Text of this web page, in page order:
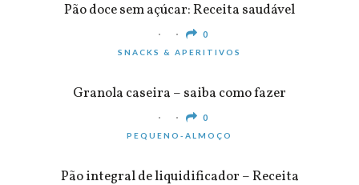
Pão doce sem açúcar: Receita saudável
0
SNACKS & APERITIVOS
Granola caseira – saiba como fazer
0
PEQUENO-ALMOÇO
Pão integral de liquidificador – Receita